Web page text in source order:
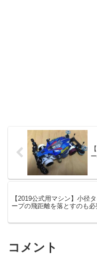
【2019公式用マシン】小径
ープの飛距離を落とすのも必
コメント